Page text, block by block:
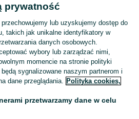
Zobacz
prywatność
lub uzyskujemy dostęp do
takich jak unikalne identyfikatory w
danych osobowych.
wybory lub zarządzać nimi,
momencie na stronie polityki
sygnalizowane naszym partnerom i
dane przeglądania. Polityka cookies,
przetwarzamy dane w celu